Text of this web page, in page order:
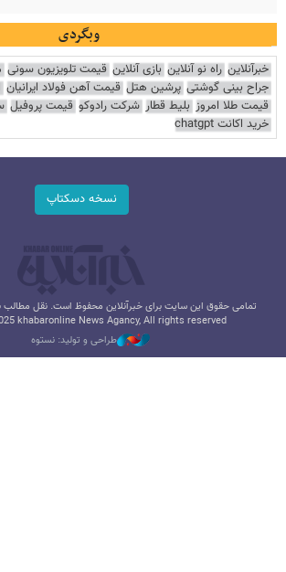
وبگردی
خبرآنلاین راه نو آنلاین بازی آنلاین قیمت تلویزیون سونی
جراح بینی گوشتی پرشین هتل قیمت آهن فولاد ایرانیان
قیمت طلا امروز بلیط قطار شرکت رادوکو قیمت پروفیل
خرید اکانت chatgpt
نسخه دسکتاپ
تمامی حقوق این سایت برای خبرآنلاین محفوظ است. نقل مطالب
khabaronline News Agancy, All rights reserved
طراحی و تولید: نستوه